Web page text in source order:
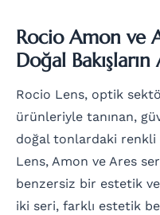
Rocio Amon ve
Doğal
Rocio Lens, optik
ürünleriyle tanınan,
doğal tonlardaki renkli
Lens, Amon ve Ares
benzersiz bir estetik
iki seri, farklı estetik